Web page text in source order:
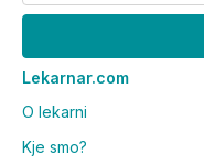
Lekarnar.com
O lekarni
Kje smo?